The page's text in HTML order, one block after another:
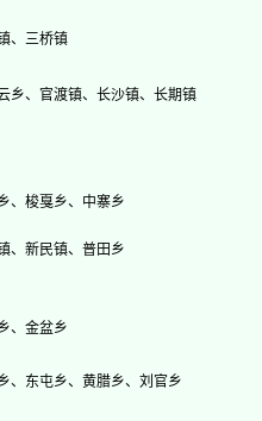
、三桥镇
乡、官渡镇、长沙镇、长期镇
、梭戛乡、中寨乡
、新民镇、普田乡
、金盆乡
、东屯乡、黄腊乡、刘官乡